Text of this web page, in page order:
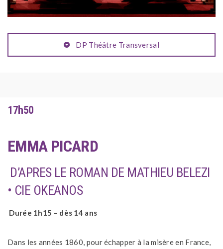
DP Théâtre Transversal
17h50
EMMA PICARD
D’APRES LE ROMAN DE MATHIEU BELEZI
• CIE OKEANOS
Durée 1h15 – dès 14 ans
Dans les années 1860, pour échapper à la misère en France,